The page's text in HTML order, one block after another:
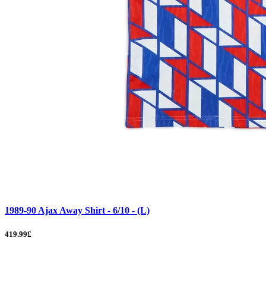
1989-90 Ajax Away Shirt - 6/10 - (L)
419.99£